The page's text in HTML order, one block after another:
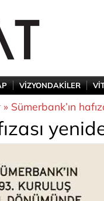
VİZYONDAKİLER
» Sümerbank’ın